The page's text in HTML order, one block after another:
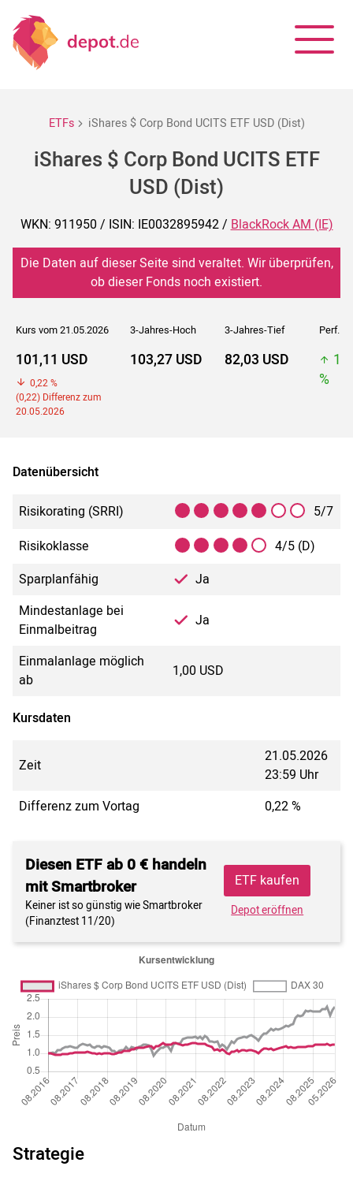
ETFs iShares $ Corp Bond UCITS ETF USD (Dist)
iShares $ Corp Bond UCITS ETF
USD (Dist)
WKN: 911950 / ISIN: IE0032895942 /BlackRock AM (IE)
Die Daten auf dieser Seite sind veraltet. Wir überprüfen,
ob dieser Fonds noch existiert.
Kurs vom 21.05.2026 3-Jahres-Hoch 3-Jahres-Tief Perf. 5J
101,11 USD
0,22 %
(0,22) Differenz zum
20.05.2026
103,27 USD 82,03 USD
%
Datenübersicht
Risikorating (SRRI)
5/7
Risikoklasse
4/5 (D)
Sparplanfähig
Ja
Mindestanlage bei
Einmalbeitrag
Ja
Einmalanlage möglich
ab
1,00 USD
Kursdaten
Zeit
21.05.2026
23:59 Uhr
Differenz zum Vortag
0,22 %
Diesen ETF ab 0 € handeln
mit Smartbroker
Keiner ist so günstig wie Smartbroker
(Finanztest 11/20)
ETF kaufen
Depot eröffnen
Strategie